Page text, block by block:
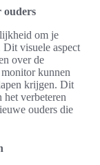
ouders
om je
visuele aspect
over de
kunnen
krijgen. Dit
het verbeteren
ouders die